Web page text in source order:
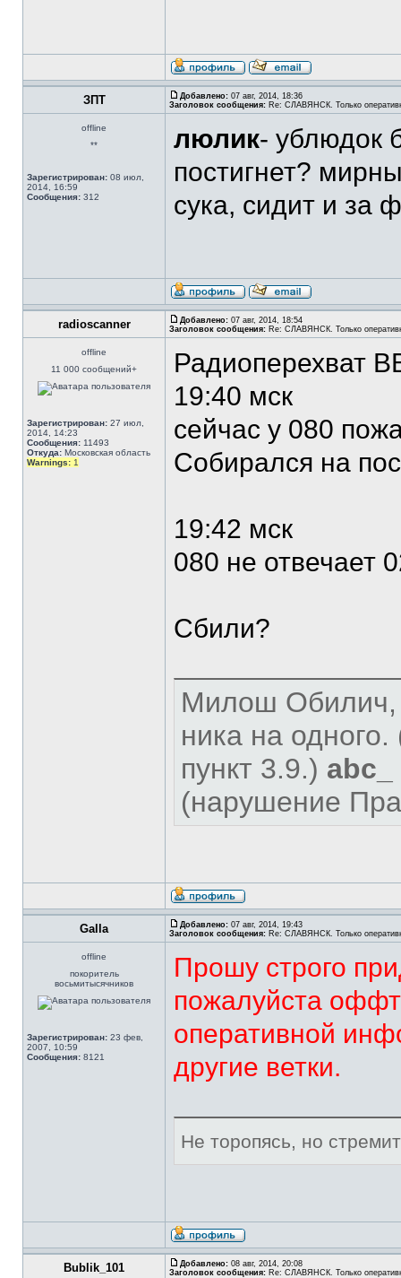
ЗПТ Добавлено: 07 авг, 2014, 18:36
Заголовок сообщения: Re: СЛАВЯНСК. Только
offline
**
Зарегистрирован: 08 июл,
2014, 16:59
Сообщения: 312
люлик- ублюдок
постигнет?
сука, сидит и за
radioscanner Добавлено: 07 авг, 2014, 18:54
Заголовок сообщения: Re: СЛАВЯНСК. Только
offline
11 000 сообщений+
Зарегистрирован: 27 июл,
2014, 14:23
Сообщения: 11493
Откуда: Московская область
Warnings: 1
Радиоперехват
19:40 мск
сейчас у 080
Собирался на
19:42 мск
080 не отвечает
Сбили?
Милош Обилич,
ника на
пункт 3.9.) abc_
(нарушение
Galla Добавлено: 07 авг, 2014, 19:43
Заголовок сообщения: Re: СЛАВЯНСК. Только
offline
покоритель
восьмитысячников
Зарегистрирован: 23 фев,
2007, 10:59
Сообщения: 8121
Прошу строго
пожалуйста
оперативной
другие ветки.
Не торопясь, но
Bublik_101 Добавлено: 08 авг, 2014, 20:08
Заголовок сообщения: Re: СЛАВЯНСК. Только